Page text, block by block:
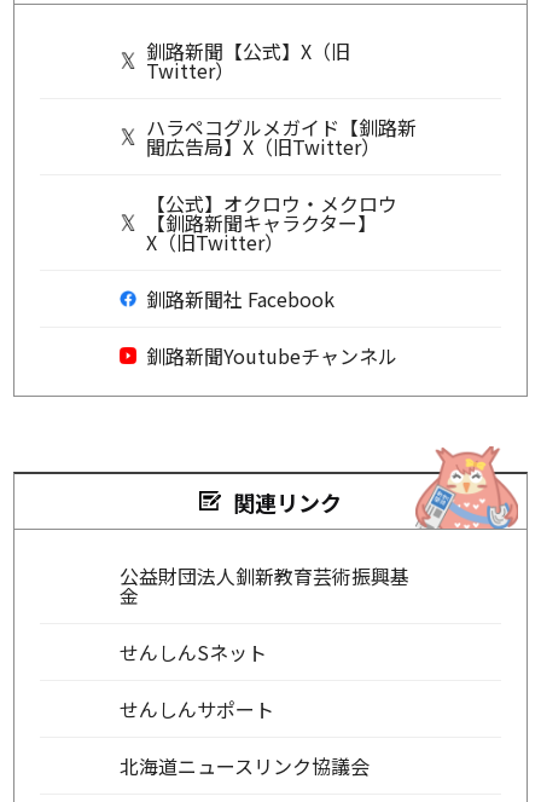
釧路新聞【公式】X（旧
Twitter）
ハラペコグルメガイド【釧路新
聞広告局】X（旧Twitter）
【公式】オクロウ・メクロウ
【釧路新聞キャラクター】
X（旧Twitter）
釧路新聞社 Facebook
釧路新聞Youtubeチャンネル
関連リンク
公益財団法人釧新教育芸術振興基
金
せんしんSネット
せんしんサポート
北海道ニュースリンク協議会